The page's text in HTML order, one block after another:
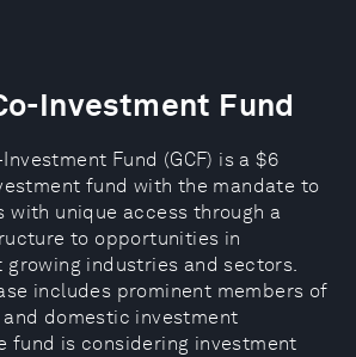
Investment Fund
Fund (GCF) is a $6
fund with the mandate to
with unique access through a
to opportunities in
growing industries and sectors.
includes prominent members of
domestic investment
fund is considering investment